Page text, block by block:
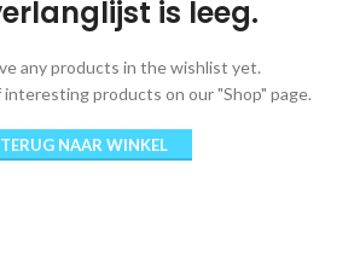
is leeg.
any products in the wishlist yet.
interesting products on our "Shop" page.
TERUG NAAR WINKEL